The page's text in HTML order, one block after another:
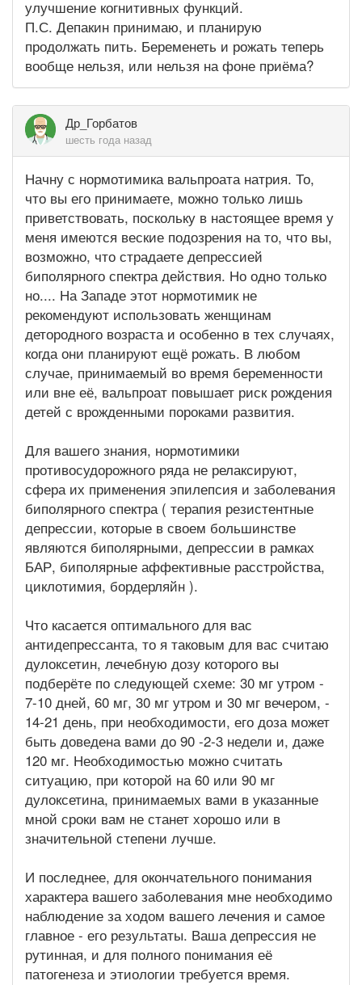
улучшение когнитивных функций.
П.С. Депакин принимаю, и планирую
продолжать пить. Беременеть и рожать теперь
вообще нельзя, или нельзя на фоне приёма?
Др_Горбатов
шесть года назад
Начну с нормотимика вальпроата натрия. То,
что вы его принимаете, можно только лишь
приветствовать, поскольку в настоящее время у
меня имеются веские подозрения на то, что вы,
возможно, что страдаете депрессией
биполярного спектра действия. Но одно только
но.... На Западе этот нормотимик не
рекомендуют использовать женщинам
детородного возраста и особенно в тех случаях,
когда они планируют ещё рожать. В любом
случае, принимаемый во время беременности
или вне её, вальпроат повышает риск рождения
детей с врожденными пороками развития.
Для вашего знания, нормотимики
противосудорожного ряда не релаксируют,
сфера их применения эпилепсия и заболевания
биполярного спектра ( терапия резистентные
депрессии, которые в своем большинстве
являются биполярными, депрессии в рамках
БАР, биполярные аффективные расстройства,
циклотимия, бордерляйн ).
Что касается оптимального для вас
антидепрессанта, то я таковым для вас считаю
дулоксетин, лечебную дозу которого вы
подберёте по следующей схеме: 30 мг утром -
7-10 дней, 60 мг, 30 мг утром и 30 мг вечером, -
14-21 день, при необходимости, его доза может
быть доведена вами до 90 -2-3 недели и, даже
120 мг. Необходимостью можно считать
ситуацию, при которой на 60 или 90 мг
дулоксетина, принимаемых вами в указанные
мной сроки вам не станет хорошо или в
значительной степени лучше.
И последнее, для окончательного понимания
характера вашего заболевания мне необходимо
наблюдение за ходом вашего лечения и самое
главное - его результаты. Ваша депрессия не
рутинная, и для полного понимания её
патогенеза и этиологии требуется время.